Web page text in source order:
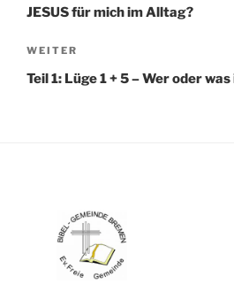
JESUS für mich im Alltag?
Nächster
Beitrag
WEITER
Teil 1: Lüge 1 + 5 – Wer oder